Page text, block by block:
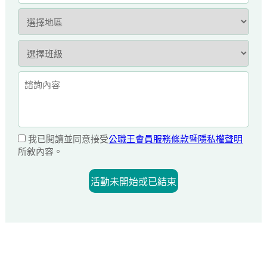
我已閱讀並同意接受公職王會員服務條款暨隱私權聲明
所敘內容。
活動未開始或已結束